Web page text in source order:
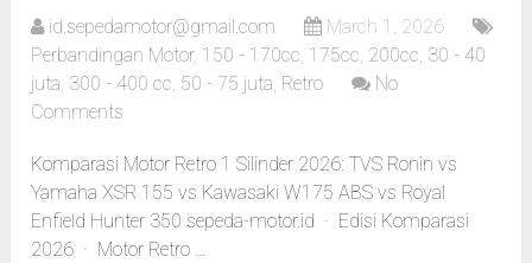
id.sepedamotor@gmail.com
March 1, 2026
Perbandingan Motor, 150 - 170cc, 175cc, 200cc, 30 - 40
juta, 300 - 400 cc, 50 - 75 juta, Retro
No
Comments
Komparasi Motor Retro 1 Silinder 2026: TVS Ronin vs
Yamaha XSR 155 vs Kawasaki W175 ABS vs Royal
Enfield Hunter 350 sepeda-motor.id · Edisi Komparasi
2026 · Motor Retro …